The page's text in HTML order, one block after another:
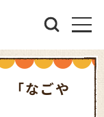
「なごや